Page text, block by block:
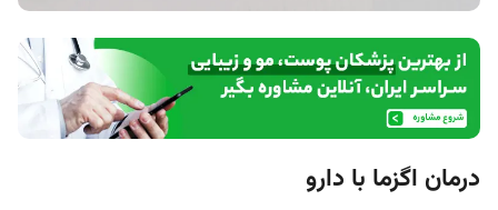
درمان اگزما با دارو